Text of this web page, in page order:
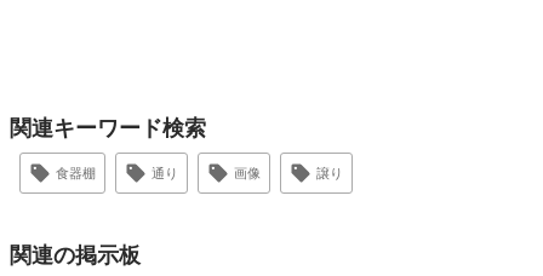
関連キーワード検索
食器棚 通り 画像 譲り
関連の掲示板